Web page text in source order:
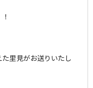
里見がお送りいたし